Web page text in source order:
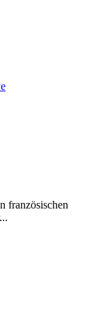
französischen